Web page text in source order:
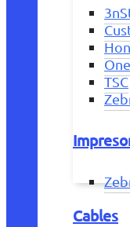
One
TSC
Cables